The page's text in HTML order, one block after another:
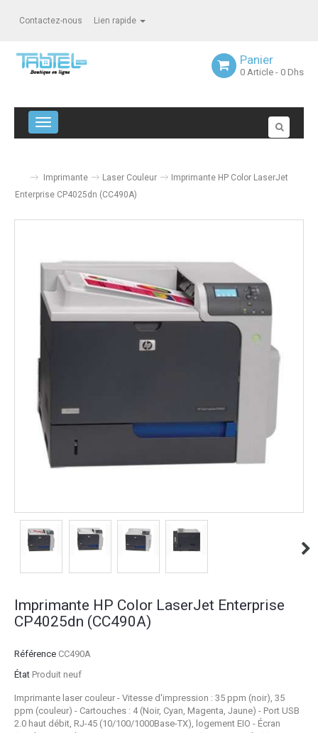
Contactez-nous Lien rapide
Panier
0 Article - 0 Dhs
Navigation bascule
Imprimante Laser Couleur
Imprimante HP Color LaserJet
Enterprise CP4025dn (CC490A)
Imprimante HP Color LaserJet Enterprise
CP4025dn (CC490A)
Référence CC490A
État Produit neuf
Imprimante laser couleur - Vitesse d'impression : 35 ppm (noir), 35
ppm (couleur) - Cartouches : 4 (Noir, Cyan, Magenta, Jaune) - Port USB
2.0 haut débit, RJ-45 (10/100/1000Base-TX), logement EIO - Écran